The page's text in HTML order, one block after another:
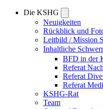
Die KSHG
Neuigkeiten
Rückblick und
Leitbild / Mission
Inhaltliche
BFD in der
Referat
Referat
Referat
KSHG-Rat
Team